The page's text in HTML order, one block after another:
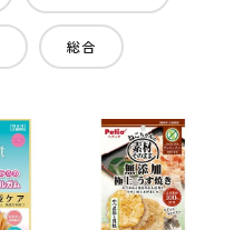
総合